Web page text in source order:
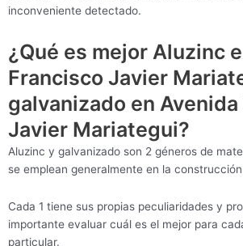
inconveniente detectado.
¿Qué es mejor Aluzinc
Francisco Javier
galvanizado en
Javier Mariategui?
Aluzinc y galvanizado son 2 géneros de
se emplean generalmente en la
Cada 1 tiene sus propias peculiaridades y
importante evaluar cuál es el mejor para
particular.